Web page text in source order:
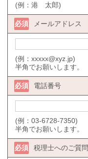
(例：港 太郎)
メールアドレス
必須
(例：xxxxx@xyz.jp)
半角でお願いします。
電話番号
必須
(例：03-6728-7350)
半角でお願いします。
税理士へのご質問
必須